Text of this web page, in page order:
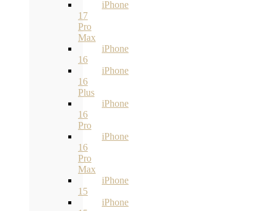
iPhone
17
Pro
Max
iPhone
16
iPhone
16
Plus
iPhone
16
Pro
iPhone
16
Pro
Max
iPhone
15
iPhone